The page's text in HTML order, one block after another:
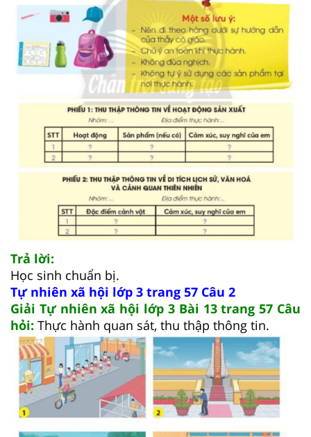
Trả lời:
Học sinh chuẩn bị.
Tự nhiên xã hội lớp 3 trang 57 Câu 2
Giải Tự nhiên xã hội lớp 3 Bài 13 trang 57 Câu
hỏi: Thực hành quan sát, thu thập thông tin.